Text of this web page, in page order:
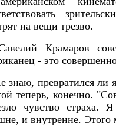
на вещи трезво.
Крамаров
- это
знаю, превратился ли
теперь, конечно.
чувство страха.
и внутренне. Этого